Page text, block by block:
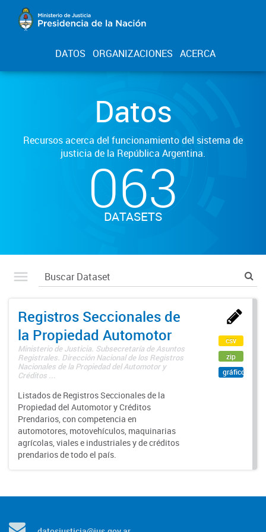
DATOS ORGANIZACIONES ACERCA
Datos
Recursos acerca del funcionamiento del sistema de
justicia de la República Argentina.
063
DATASETS
Registros Seccionales de
la Propiedad Automotor
Ministerio de Justicia. Subsecretaría de Asuntos
Registrales. Dirección Nacional de los Registros
Nacionales de la Propiedad del Automotor y
Créditos ...
Listados de Registros Seccionales de la
Propiedad del Automotor y Créditos
Prendarios, con competencia en
automotores, motovehículos, maquinarias
agrícolas, viales e industriales y de créditos
prendarios de todo el país.
csv
zip
gráfico